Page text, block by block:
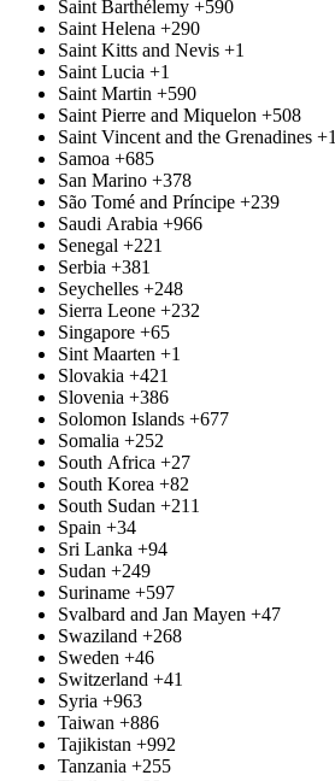
Saint Barthélemy +590
Saint Helena +290
Saint Kitts and Nevis +1
Saint Lucia +1
Saint Martin +590
Saint Pierre and Miquelon +508
Saint Vincent and the Grenadines +1
Samoa +685
San Marino +378
São Tomé and Príncipe +239
Saudi Arabia +966
Senegal +221
Serbia +381
Seychelles +248
Sierra Leone +232
Singapore +65
Sint Maarten +1
Slovakia +421
Slovenia +386
Solomon Islands +677
Somalia +252
South Africa +27
South Korea +82
South Sudan +211
Spain +34
Sri Lanka +94
Sudan +249
Suriname +597
Svalbard and Jan Mayen +47
Swaziland +268
Sweden +46
Switzerland +41
Syria +963
Taiwan +886
Tajikistan +992
Tanzania +255